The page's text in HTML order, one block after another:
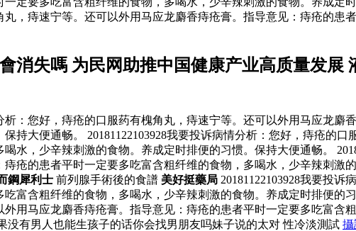
，痔速宁等。还可以外用马应龙麝香痔疮膏。指导意见：痔疮的患
消失嗎 为民网助推中国健康产业高质量发展
析：您好，痔疮的口服药有槐角丸，痔速宁等。还可以外用马应龙
持大便通畅。 20181122103928我要投诉病情分析：您好，痔疮的
水，少辛辣刺激的食物。养成定时排便的习惯。保持大便通畅。
疮的患者平时一定要多吃富含粗纤维的食物，多喝水，少辛辣刺激
鋼犀利士 前列腺手術後的食譜 美好挺藥局 20181122103928我要投
富含粗纤维的食物，多喝水，少辛辣刺激的食物。养成定时排便的
用马应龙麝香痔疮膏。指导意见：痔疮的患者平时一定要多吃富含
没有男人也能生孩子的话你会找男朋友吗妹子说的太对 性冷淡測試 攝